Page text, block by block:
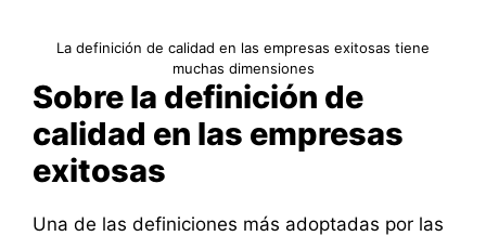
La definición de calidad en las empresas exitosas tiene
muchas dimensiones
Sobre la definición de
calidad en las empresas
exitosas
Una de las definiciones más adoptadas por las